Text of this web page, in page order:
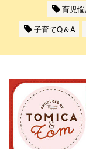
育児
子育てQ＆A